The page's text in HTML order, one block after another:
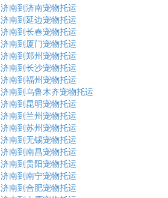
济南到济南宠物托运
济南到延边宠物托运
济南到长春宠物托运
济南到厦门宠物托运
济南到郑州宠物托运
济南到长沙宠物托运
济南到福州宠物托运
济南到乌鲁木齐宠物托运
济南到昆明宠物托运
济南到兰州宠物托运
济南到苏州宠物托运
济南到无锡宠物托运
济南到南昌宠物托运
济南到贵阳宠物托运
济南到南宁宠物托运
济南到合肥宠物托运